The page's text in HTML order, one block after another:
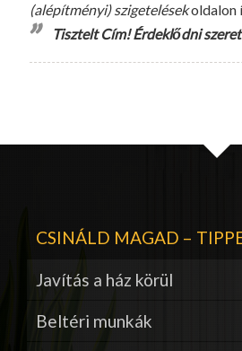
(alépítményi) szigetelésekoldalon
Tisztelt Cím! Érdeklődni
CSINÁLD MAGAD –
Javítás a ház körül
Beltéri munkák